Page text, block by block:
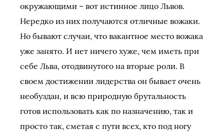
окружающими – вот истинное лицо Львов.
Нередко из них получаются отличные вожаки.
Но бывают случаи, что вакантное место вожака
уже занято. И нет ничего хуже, чем иметь при
себе Льва, отодвинутого на вторые роли. В
своем достижении лидерства он бывает очень
необуздан, и всю природную брутальность
готов использовать как по назначению, так и
просто так, сметая с пути всех, кто под ногу